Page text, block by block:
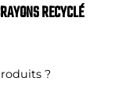
RECYCLÉ
?